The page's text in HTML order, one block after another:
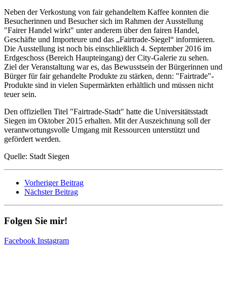
Neben der Verkostung von fair gehandeltem Kaffee konnten die
Besucherinnen und Besucher sich im Rahmen der Ausstellung
"Fairer Handel wirkt" unter anderem über den fairen Handel,
Geschäfte und Importeure und das „Fairtrade-Siegel“ informieren.
Die Ausstellung ist noch bis einschließlich 4. September 2016 im
Erdgeschoss (Bereich Haupteingang) der City-Galerie zu sehen.
Ziel der Veranstaltung war es, das Bewusstsein der Bürgerinnen und
Bürger für fair gehandelte Produkte zu stärken, denn: "Fairtrade"-
Produkte sind in vielen Supermärkten erhältlich und müssen nicht
teuer sein.
Den offiziellen Titel "Fairtrade-Stadt" hatte die Universitätsstadt
Siegen im Oktober 2015 erhalten. Mit der Auszeichnung soll der
verantwortungsvolle Umgang mit Ressourcen unterstützt und
gefördert werden.
Quelle: Stadt Siegen
Vorheriger Beitrag
Nächster Beitrag
Folgen Sie mir!
Facebook Instagram